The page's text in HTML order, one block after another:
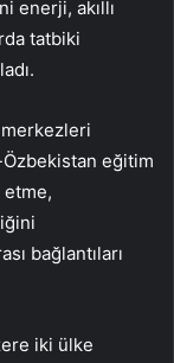
enerji, akıllı
tatbiki
merkezleri
eğitim
bağlantıları
iki ülke